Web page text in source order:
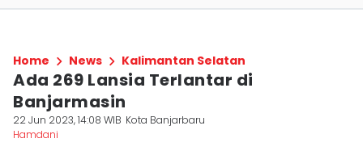
Home News Kalimantan Selatan
Ada 269 Lansia Terlantar di
Banjarmasin
22 Jun 2023, 14:08 WIB Kota Banjarbaru
Hamdani